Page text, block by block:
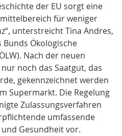
der EU sorgt eine
für weniger
unterstreicht Tina Andres,
Ökologische
Nach der neuen
noch das Saatgut, das
gekennzeichnet werden
Supermarkt. Die Regelung
Zulassungsverfahren
umfassende
Gesundheit vor.